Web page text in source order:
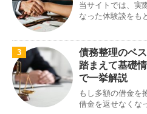
当サイトでは、実
なった体験談をも
3
債務整理のベ
踏まえて基礎
で一挙解説
もし多額の借金を
借金を返せなくな